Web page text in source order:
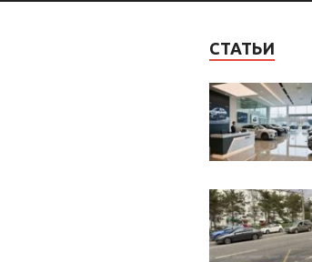
СТАТЬИ